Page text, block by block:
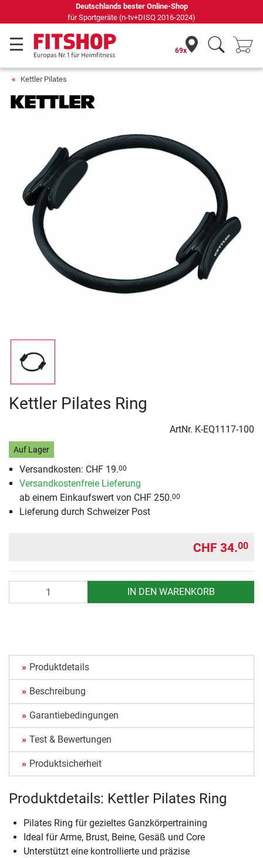
Deutschlands bester Online-Shop
für Sportgeräte (n-tv+DISQ 2016-2024)
69x
Kettler Pilates
Kettler Pilates Ring
ArtNr. K-EQ1117-100
Auf Lager
Versandkosten: CHF 19.00
Versandkostenfreie Lieferung
ab einem Einkaufswert von CHF 250.00
Lieferung durch Schweizer Post
CHF 34.00
IN DEN WARENKORB
Produktdetails
Beschreibung
Garantiebedingungen
Test & Bewertungen
Produktsicherheit
Produktdetails: Kettler Pilates Ring
Pilates Ring für gezieltes Ganzkörpertraining
Ideal für Arme, Brust, Beine, Gesäß und Core
Unterstützt eine kontrollierte und präzise